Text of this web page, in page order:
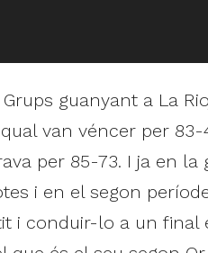
guanyant a La
van véncer per
per 85-73. I ja en
i en el segon
i conduir-lo a un final